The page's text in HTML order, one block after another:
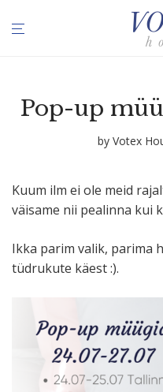
Pop-up
by Votex
Kuum ilm ei ole meid
väisame nii pealinna kui
Ikka parim valik, parima
tüdrukute käest :).